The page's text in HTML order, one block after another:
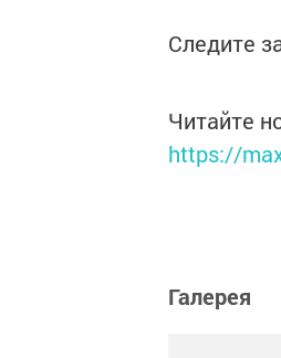
Следите
Читайте
https://
Галерея